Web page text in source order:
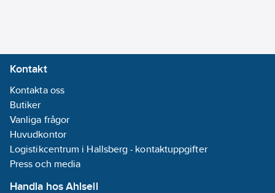
Kontakt
Kontakta oss
Butiker
Vanliga frågor
Huvudkontor
Logistikcentrum i Hallsberg - kontaktuppgifter
Press och media
Handla hos Ahlsell